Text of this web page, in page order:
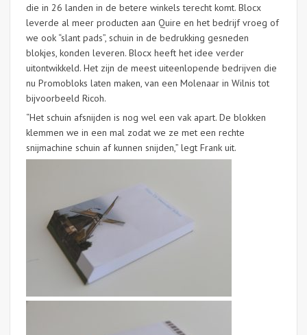
die in 26 landen in de betere winkels terecht komt. Blocx
leverde al meer producten aan Quire en het bedrijf vroeg of
we ook “slant pads”, schuin in de bedrukking gesneden
blokjes, konden leveren. Blocx heeft het idee verder
uitontwikkeld. Het zijn de meest uiteenlopende bedrijven die
nu Promobloks laten maken, van een Molenaar in Wilnis tot
bijvoorbeeld Ricoh.
“Het schuin afsnijden is nog wel een vak apart. De blokken
klemmen we in een mal zodat we ze met een rechte
snijmachine schuin af kunnen snijden,” legt Frank uit.